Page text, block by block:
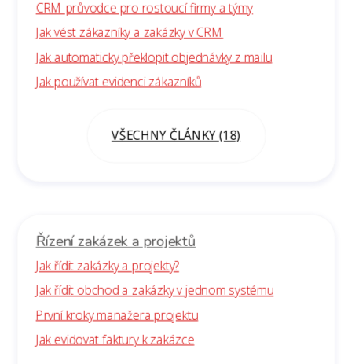
CRM průvodce pro rostoucí firmy a týmy
Jak vést zákazníky a zakázky v CRM
Jak automaticky překlopit objednávky z mailu
Jak používat evidenci zákazníků
VŠECHNY ČLÁNKY (18)
Řízení zakázek a projektů
Jak řídit zakázky a projekty?
Jak řídit obchod a zakázky v jednom systému
První kroky manažera projektu
Jak evidovat faktury k zakázce